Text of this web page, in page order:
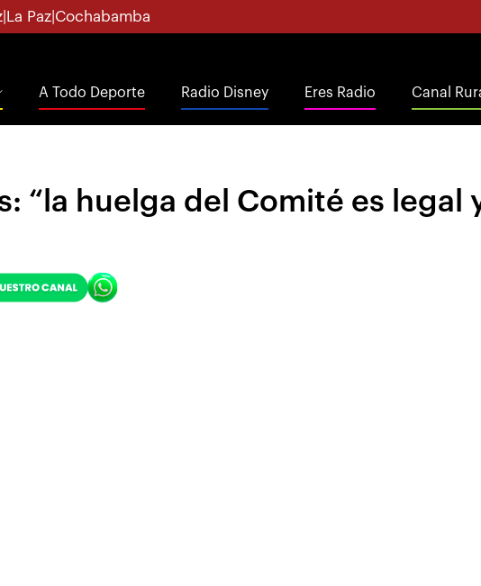
La Paz Cochabamba
A Todo Deporte Radio Disney Eres Radio Canal
“la huelga del Comité es legal